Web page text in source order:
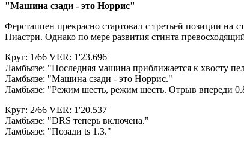
"Машина сзади - это Норрис"
Ферстаппен прекрасно стартовал с третьей позиции на
Пиастри. Однако по мере развития стинта
Круг: 1/66 VER: 1'23.696
Ламбьязе: "Последняя машина приближается к хвосту
Ламбьязе: "Машина сзади - это Норрис."
Ламбьязе: "Режим шесть, режим шесть. Отрыв впереди
Круг: 2/66 VER: 1'20.537
Ламбьязе: "DRS теперь включена."
Ламбьязе: "Позади ts 1.3."